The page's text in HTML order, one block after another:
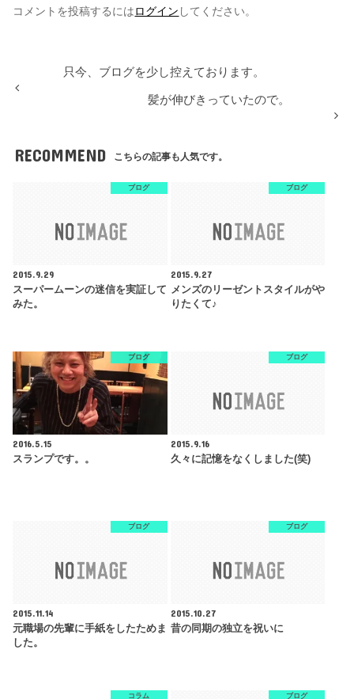
コメントを投稿するにはログイン してください。
只今、ブログを少し控えております。
髪が伸びきっていたので。
RECOMMEND こちらの記事も人気です。
ブログ
2015.9.29
スーパームーンの迷信を実証して
みた。
ブログ
2015.9.27
メンズのリーゼントスタイルがや
りたくて♪
ブログ
2016.5.15
スランプです。。
ブログ
2015.9.16
久々に記憶をなくしました(笑)
ブログ
2015.11.14
元職場の先輩に手紙をしたためま
した。
ブログ
2015.10.27
昔の同期の独立を祝いに
コラム ブログ